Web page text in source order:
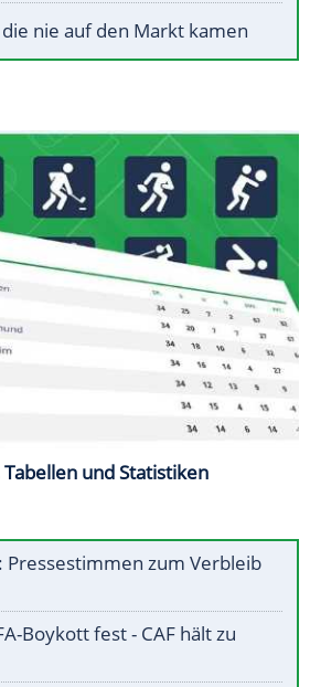
nie auf den Markt kamen
und Statistiken
Pressestimmen zum Verbleib
Boykott fest - CAF hält zu